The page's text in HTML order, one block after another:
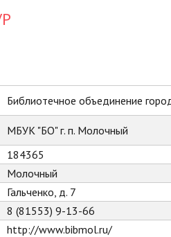
Библиотечное объединение
МБУК "БО" г. п. Молочный
184365
Молочный
Гальченко, д. 7
8 (81553) 9-13-66
http://www.bibmol.ru/